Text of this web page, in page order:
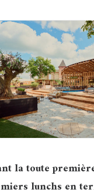
la toute
lunchs en